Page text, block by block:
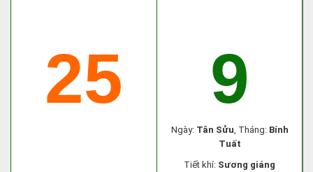
25 9
Ngày: Tân Sửu, Tháng: Bính
Tuất
Tiết khí: Sương giáng